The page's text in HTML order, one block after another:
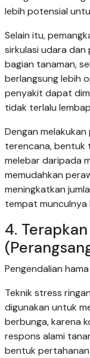
lebih potensial
Selain itu,
sirkulasi udara
bagian tanaman,
berlangsung lebih
penyakit dapat
tidak terlalu
Dengan
terencana, bentuk
melebar daripada
memudahkan
meningkatkan
tempat munculnya
4.
Pengendalian
Teknik stress
digunakan untuk
berbunga, karena
respons alami
bentuk